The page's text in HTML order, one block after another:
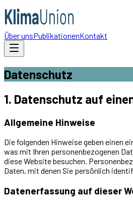
Über unsPublikationenKontakt
Datenschutz
1. Datenschutz auf
Allgemeine Hinweise
Die folgenden Hinweise geben einen
was mit Ihren personenbezogenen
diese Website besuchen.
Daten, mit denen Sie persönlich
Datenerfassung auf dieser